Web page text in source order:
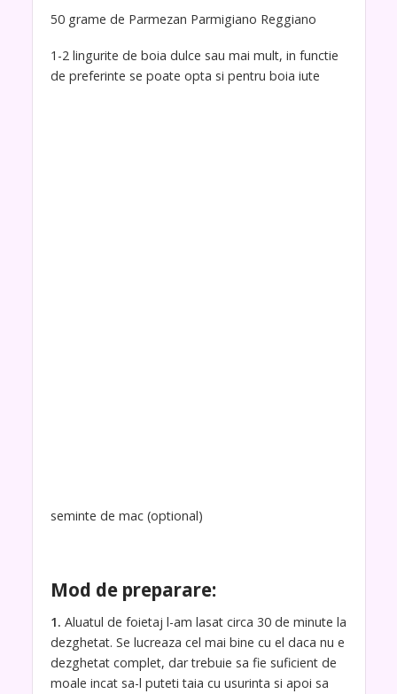
50 grame de Parmezan Parmigiano Reggiano
1-2 lingurite de boia dulce sau mai mult, in functie
de preferinte se poate opta si pentru boia iute
seminte de mac (optional)
Mod de preparare:
1. Aluatul de foietaj l-am lasat circa 30 de minute la
dezghetat. Se lucreaza cel mai bine cu el daca nu e
dezghetat complet, dar trebuie sa fie suficient de
moale incat sa-l puteti taia cu usurinta si apoi sa